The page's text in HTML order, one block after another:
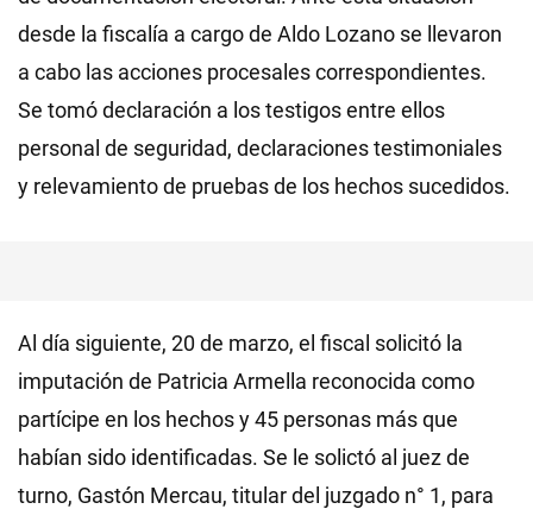
desde la fiscalía a cargo de Aldo Lozano se llevaron
a cabo las acciones procesales correspondientes.
Se tomó declaración a los testigos entre ellos
personal de seguridad, declaraciones testimoniales
y relevamiento de pruebas de los hechos sucedidos.
Al día siguiente, 20 de marzo, el fiscal solicitó la
imputación de Patricia Armella reconocida como
partícipe en los hechos y 45 personas más que
habían sido identificadas. Se le solictó al juez de
turno, Gastón Mercau, titular del juzgado n° 1, para